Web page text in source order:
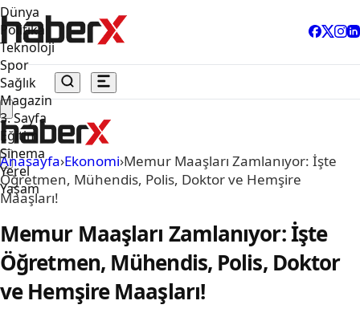
Dünya
Politika
Teknoloji
Spor
Sağlık
Magazin
3. Sayfa
Eğitim
Sinema
Yerel
Yaşam
Anasayfa›Ekonomi›Memur Maaşları Zamlanıyor: İşte
Öğretmen, Mühendis, Polis, Doktor ve Hemşire
Maaşları!
Memur Maaşları Zamlanıyor: İşte
Öğretmen, Mühendis, Polis, Doktor
ve Hemşire Maaşları!